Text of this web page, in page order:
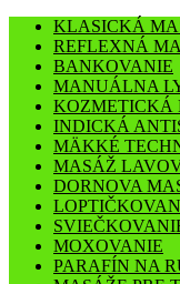
KLASICKÁ
REFLEXNÁ
BANKOVANIE
MANUÁLNA
KOZMETICKÁ
INDICKÁ
MÄKKÉ
MASÁŽ
DORNOVA
MOXOVANIE
PARAFÍN NA